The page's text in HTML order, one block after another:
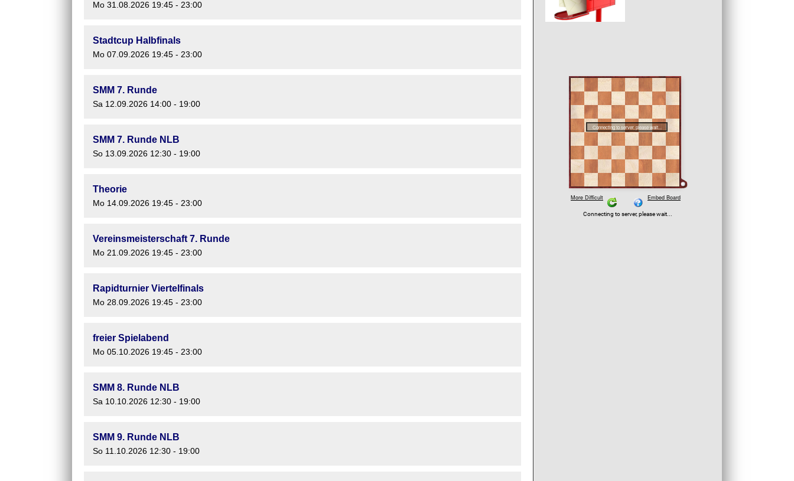
Mo 31.08.2026 19:45 - 23:00
Stadtcup Halbfinals
Mo 07.09.2026 19:45 - 23:00
SMM 7. Runde
Sa 12.09.2026 14:00 - 19:00
SMM 7. Runde NLB
So 13.09.2026 12:30 - 19:00
Theorie
Mo 14.09.2026 19:45 - 23:00
Vereinsmeisterschaft 7. Runde
Mo 21.09.2026 19:45 - 23:00
Rapidturnier Viertelfinals
Mo 28.09.2026 19:45 - 23:00
freier Spielabend
Mo 05.10.2026 19:45 - 23:00
SMM 8. Runde NLB
Sa 10.10.2026 12:30 - 19:00
SMM 9. Runde NLB
So 11.10.2026 12:30 - 19:00